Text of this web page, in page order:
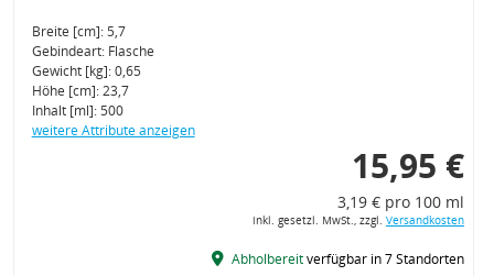
Breite [cm]: 5,7
Gebindeart: Flasche
Gewicht [kg]: 0,65
Höhe [cm]: 23,7
Inhalt [ml]: 500
weitere Attribute anzeigen
15,95 €
3,19 € pro 100 ml
inkl. gesetzl. MwSt., zzgl. Versandkosten
Abholbereitverfügbar in 7 Standorten